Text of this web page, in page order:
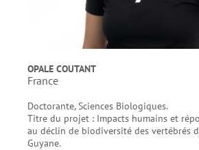
OPALE COUTANT
France
Doctorante, Sciences Biologiques.
Titre du projet : Impacts humains et
au déclin de biodiversité des vertébrés
Guyane.